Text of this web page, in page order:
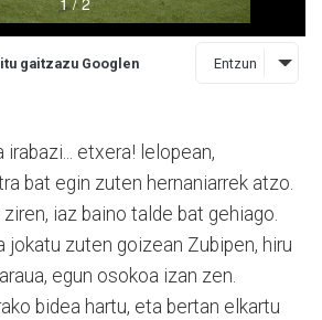
gaitzazu Googlen Entzun
etxera! lelopean,
bat egin zuten hernaniarrek atzo.
iaz baino talde bat gehiago.
jokatu zuten goizean Zubipen, hiru
egun osokoa izan zen.
bidea hartu, eta bertan elkartu